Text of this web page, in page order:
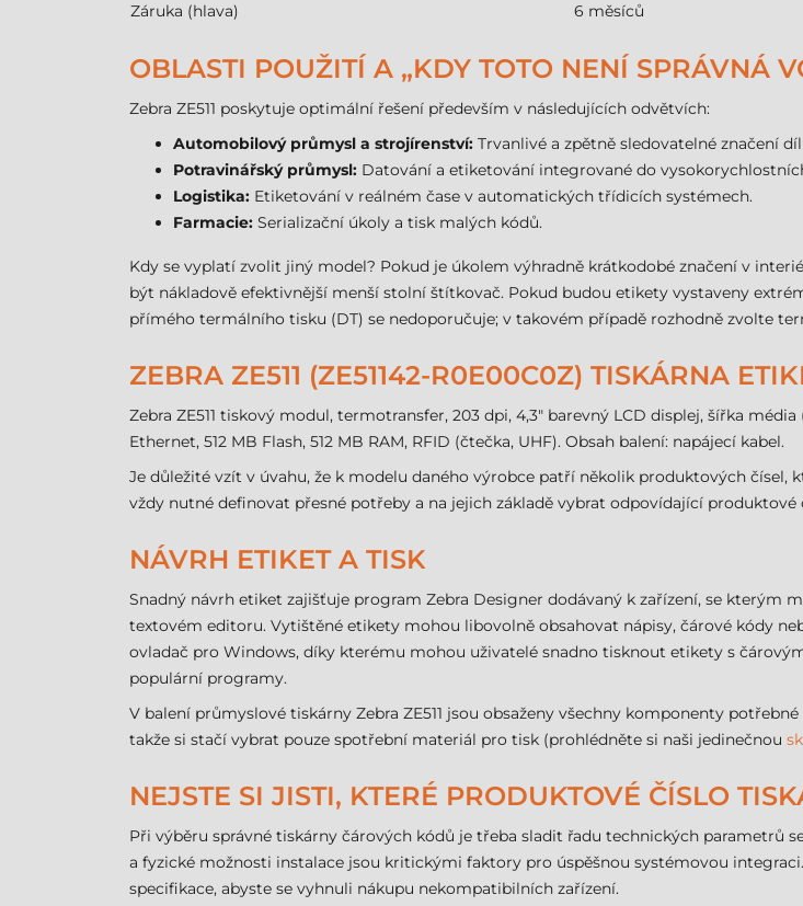
Záruka (hlava)
6 měsíců
OBLASTI POUŽITÍ A „KDY TOTO NENÍ SPRÁVNÁ
Zebra ZE511 poskytuje optimální řešení především v následujících odvětvích:
Automobilový průmysl a strojírenství: Trvanlivé a zpětně sledovatelné značení
Potravinářský průmysl: Datování a etiketování integrované do
Logistika: Etiketování v reálném čase v automatických třídicích systémech.
Farmacie: Serializační úkoly a tisk malých kódů.
Kdy se vyplatí zvolit jiný model? Pokud je úkolem výhradně krátkodobé značení v
být nákladově efektivnější menší stolní štítkovač. Pokud budou etikety vystaveny
přímého termálního tisku (DT) se nedoporučuje; v takovém případě rozhodně zvolte
ZEBRA ZE511 (ZE51142-R0E00C0Z) TISKÁRNA
Zebra ZE511 tiskový modul, termotransfer, 203 dpi, 4,3" barevný LCD displej, šířka
Ethernet, 512 MB Flash, 512 MB RAM, RFID (čtečka, UHF). Obsah balení: napájecí kabel.
Je důležité vzít v úvahu, že k modelu daného výrobce patří několik produktových
vždy nutné definovat přesné potřeby a na jejich základě vybrat odpovídající
NÁVRH ETIKET A TISK
Snadný návrh etiket zajišťuje program Zebra Designer dodávaný k zařízení, se
textovém editoru. Vytištěné etikety mohou libovolně obsahovat nápisy, čárové kódy
ovladač pro Windows, díky kterému mohou uživatelé snadno tisknout etikety s
populární programy.
V balení průmyslové tiskárny Zebra ZE511 jsou obsaženy všechny komponenty
takže si stačí vybrat pouze spotřební materiál pro tisk (prohlédněte si naši jedinečnou
NEJSTE SI JISTI, KTERÉ PRODUKTOVÉ ČÍSLO
Při výběru správné tiskárny čárových kódů je třeba sladit řadu technických parametrů
a fyzické možnosti instalace jsou kritickými faktory pro úspěšnou systémovou
specifikace, abyste se vyhnuli nákupu nekompatibilních zařízení.